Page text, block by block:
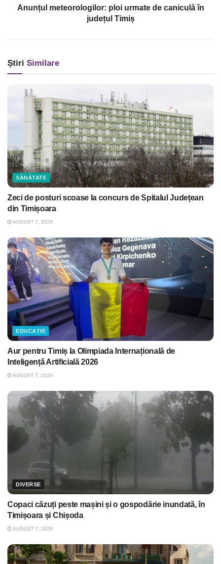
Anunțul meteorologilor: ploi urmate de caniculă în
județul Timiș
Știri Similare
SĂNĂTATE
Zeci de posturi scoase la concurs de Spitalul Județean
din Timișoara
AUGUST 7, 2026
EDUCAȚIE
Aur pentru Timiș la Olimpiada Internațională de
Inteligență Artificială 2026
AUGUST 7, 2026
DIVERSE
Copaci căzuți peste mașini și o gospodărie inundată, în
Timișoara și Chișoda
AUGUST 7, 2026